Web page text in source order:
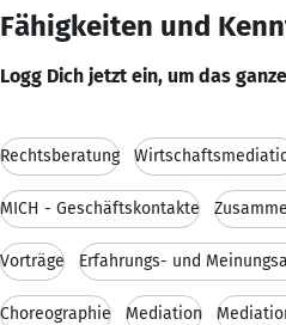
Fähigkeiten und
Logg Dich jetzt ein, um das
Rechtsberatung
MICH - Geschäftskontakte
Vorträge Erfahrungs- und
Choreographie Mediation